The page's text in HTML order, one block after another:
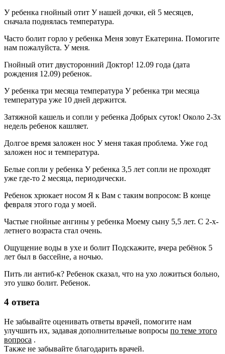
У ребенка гнойный отит У нашей дочки, ей 5 месяцев,
сначала поднялась температура.
Часто болит горло у ребенка Меня зовут Екатерина. Помогите
нам пожалуйста. У меня.
Гнойный отит двусторонний Доктор! 12.09 года (дата
рождения 12.09) ребенок.
У ребенка три месяца температура У ребенка три месяца
температура уже 10 дней держится.
Затяжной кашель и сопли у ребенка Добрых суток! Около 2-3х
недель ребенок кашляет.
Долгое время заложен нос У меня такая проблема. Уже год
заложен нос и температура.
Белые сопли у ребенка У ребенка 3,5 лет сопли не проходят
уже где-то 2 месяца, периодически.
Ребенок хрюкает носом Я к Вам с таким вопросом: В конце
февраля этого года у моей.
Частые гнойные ангины у ребенка Моему сыну 5,5 лет. С 2-х-
летнего возраста стал очень.
Ощущение воды в ухе и болит Подскажите, вчера ребёнок 5
лет был в бассейне, а ночью.
Пить ли антиб-к? Ребенок сказал, что на ухо ложиться больно,
это ушко болит. Ребенок.
4 ответа
Не забывайте оценивать ответы врачей, помогите нам
улучшить их, задавая дополнительные вопросы по теме этого
вопроса .
Также не забывайте благодарить врачей.